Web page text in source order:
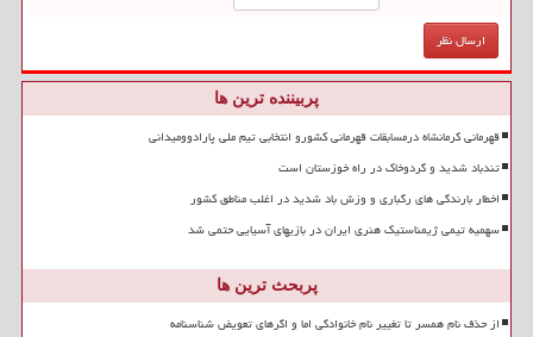
پربیننده ترین ها
قهرمانی کرمانشاه درمسابقات قهرمانی کشورو انتخابی تیم ملی پارادوومیدانی
تندباد شدید و گردوخاک در راه خوزستان است
اخطار بارندگی های رگباری و وزش باد شدید در اغلب مناطق کشور
سهمیه تیمی ژیمناستیک هنری ایران در بازیهای آسیایی حتمی شد
پربحث ترین ها
از حذف نام همسر تا تغییر نام خانوادگی اما و اگرهای تعویض شناسنامه